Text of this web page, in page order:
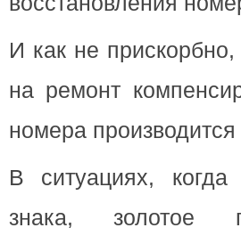
И как не
на ремонт
номера
В ситуациях, когда
знака, золотое